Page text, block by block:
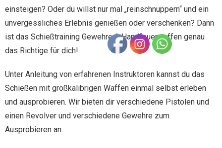
einsteigen? Oder du willst nur mal „reinschnuppern“ und ein
unvergessliches Erlebnis genießen oder verschenken? Dann
ist das Schießtraining Gewehre & Handfeuerwaffen genau
das Richtige für dich!
Unter Anleitung von erfahrenen Instruktoren kannst du das
Schießen mit großkalibrigen Waffen einmal selbst erleben
und ausprobieren. Wir bieten dir verschiedene Pistolen und
einen Revolver und verschiedene Gewehre zum
Ausprobieren an.